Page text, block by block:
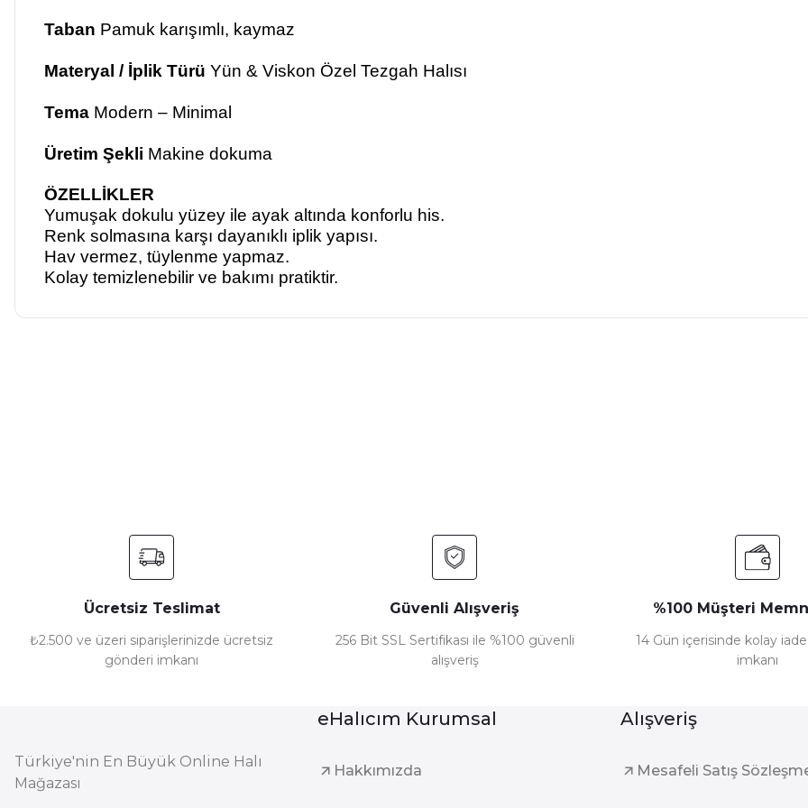
Taban Pamuk karışımlı, kaymaz
Materyal / İplik Türü Yün & Viskon Özel Tezgah Halısı
Tema Modern – Minimal
Üretim Şekli Makine dokuma
ÖZELLİKLER
Yumuşak dokulu yüzey ile ayak altında konforlu his.
Renk solmasına karşı dayanıklı iplik yapısı.
Hav vermez, tüylenme yapmaz.
Kolay temizlenebilir ve bakımı pratiktir.
Bu ürüne benzer farklı alternatifler olmalı.
Ücretsiz Teslimat
₺2.500 ve üzeri siparişlerinizde ücretsiz
gönderi imkanı
Güvenli Alışveriş
256 Bit SSL Sertifikası ile %100 güvenli
alışveriş
%100 Müşteri
14 Gün içerisinde kolay
imkanı
Türkiye'nin En Büyük Online Halı
Mağazası
eHalıcım Kurumsal
Hakkımızda
Alışveriş
Mesafeli Satış